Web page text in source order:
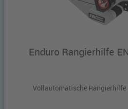
Enduro Rangierhilfe
Vollautomatische Rangierhilfe